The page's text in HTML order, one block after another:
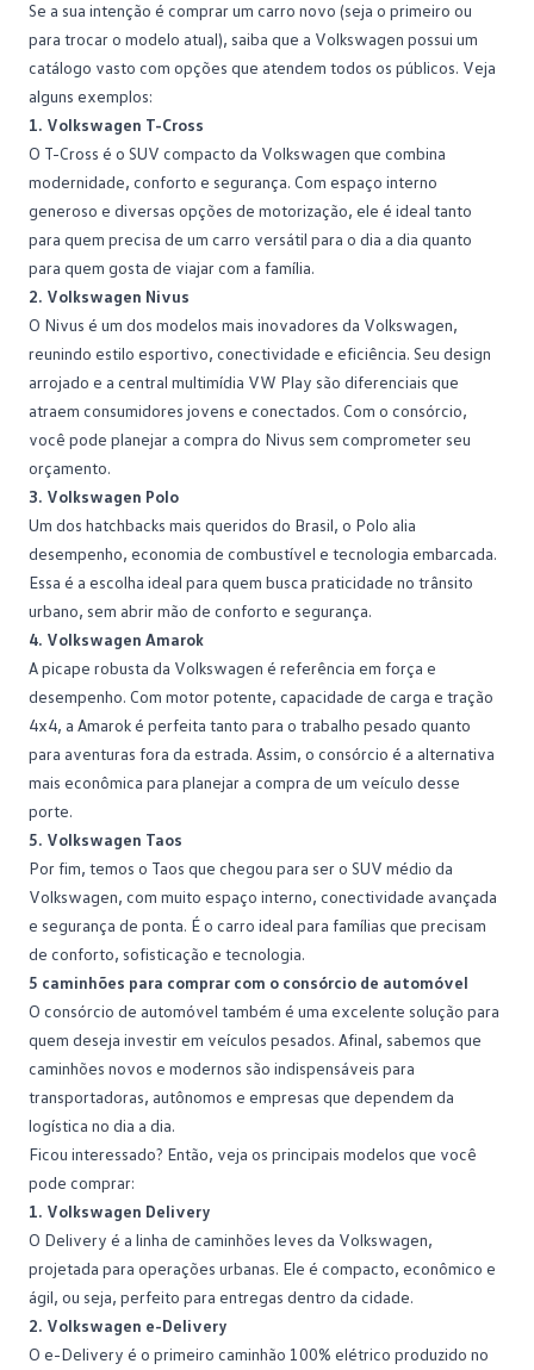
Se a sua intenção é comprar um carro novo (seja o primeiro ou
para trocar o modelo atual), saiba que a Volkswagen possui um
catálogo vasto com opções que atendem todos os públicos. Veja
alguns exemplos:
1. Volkswagen T-Cross
O T-Cross é o SUV compacto da Volkswagen que combina
modernidade, conforto e segurança. Com espaço interno
generoso e diversas opções de motorização, ele é ideal tanto
para quem precisa de um carro versátil para o dia a dia quanto
para quem gosta de viajar com a família.
2. Volkswagen Nivus
O Nivus é um dos modelos mais inovadores da Volkswagen,
reunindo estilo esportivo, conectividade e eficiência. Seu design
arrojado e a central multimídia VW Play são diferenciais que
atraem consumidores jovens e conectados. Com o consórcio,
você pode planejar a compra do Nivus sem comprometer seu
orçamento.
3. Volkswagen Polo
Um dos hatchbacks mais queridos do Brasil, o Polo alia
desempenho, economia de combustível e tecnologia embarcada.
Essa é a escolha ideal para quem busca praticidade no trânsito
urbano, sem abrir mão de conforto e segurança.
4. Volkswagen Amarok
A picape robusta da Volkswagen é referência em força e
desempenho. Com motor potente, capacidade de carga e tração
4x4, a Amaroké perfeita tanto para o trabalho pesado quanto
para aventuras fora da estrada. Assim, o consórcio é a alternativa
mais econômica para planejar a compra de um veículo desse
porte.
5. Volkswagen Taos
Por fim, temos o Taos que chegou para ser o SUV médio da
Volkswagen, com muito espaço interno, conectividade avançada
e segurança de ponta. É o carro ideal para famílias que precisam
de conforto, sofisticação e tecnologia.
5 caminhões para comprar com o consórcio de automóvel
O consórcio de automóvel também é uma excelente solução para
quem deseja investir em veículos pesados. Afinal, sabemos que
caminhões novos e modernos são indispensáveis para
transportadoras, autônomos e empresas que dependem da
logística no dia a dia.
Ficou interessado? Então, veja os principais modelos que você
pode comprar:
1. Volkswagen Delivery
O Delivery é a linha de caminhões leves da Volkswagen,
projetada para operações urbanas. Ele é compacto, econômico e
ágil, ou seja, perfeito para entregas dentro da cidade.
2. Volkswagen e-Delivery
O e-Delivery é o primeiro caminhão 100% elétrico produzido no